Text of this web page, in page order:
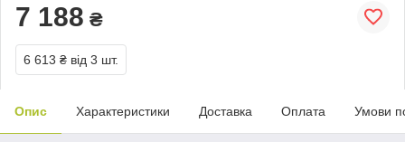
7 188 ₴
6 613 ₴ від 3 шт.
Опис Характеристики Доставка Оплата Умови